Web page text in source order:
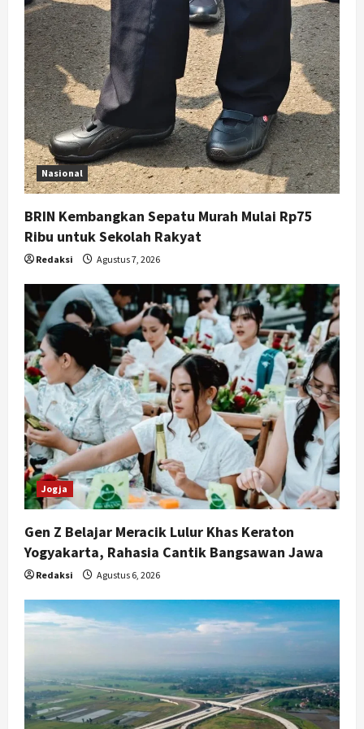
Nasional
BRIN Kembangkan Sepatu Murah Mulai Rp75
Ribu untuk Sekolah Rakyat
Redaksi Agustus 7, 2026
Jogja
Gen Z Belajar Meracik Lulur Khas Keraton
Yogyakarta, Rahasia Cantik Bangsawan Jawa
Redaksi Agustus 6, 2026